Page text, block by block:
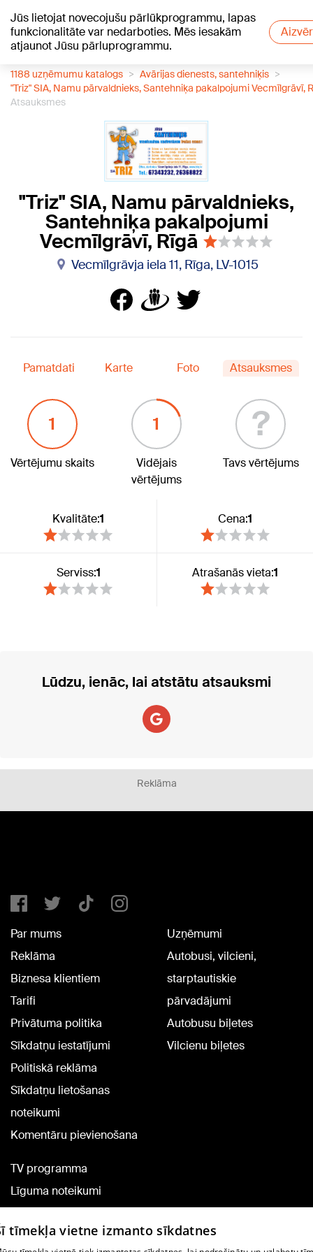
Jūs lietojat novecojušu pārlūkprogrammu, lapas
funkcionalitāte var nedarboties. Mēs iesakām
atjaunot Jūsu pārluprogrammu.
+24°C
1188 uzņēmumu katalogs
Avārijas dienests, santehniķis
"Triz" SIA, Namu pārvaldnieks, Santehniķa pakalpojumi Vecmīlgrāvī,
Atsauksmes
"Triz" SIA, Namu pārvaldnieks,
Santehniķa pakalpojumi
Vecmīlgrāvī, Rīgā
Vecmīlgrāvja iela 11, Rīga, LV-1015
Pamatdati Karte Foto Atsauksmes
1
Vērtējumu skaits
1
Vidējais
vērtējums
?
Tavs vērtējums
Kvalitāte:1 Cena:1
Serviss:1 Atrašanās vieta:1
Lūdzu, ienāc, lai atstātu atsauksmi
Reklāma
Par mums
Reklāma
Biznesa klientiem
Tarifi
Privātuma politika
Sīkdatņu iestatījumi
Politiskā reklāma
Sīkdatņu lietošanas
noteikumi
Komentāru pievienošana
Uzņēmumi
Autobusi, vilcieni,
starptautiskie
pārvadājumi
Autobusu biļetes
Vilcienu biļetes
TV programma
Līguma noteikumi
Helio Media
tīmekļa vietne izmanto sīkdatnes